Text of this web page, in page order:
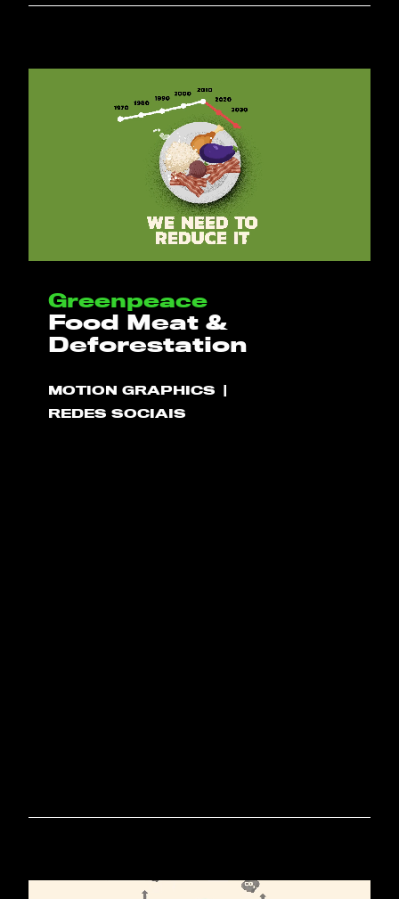
Greenpeace
Food Meat &
Deforestation
MOTION GRAPHICS
REDES SOCIAIS